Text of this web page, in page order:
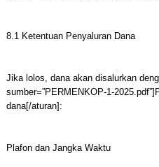
8.1 Ketentuan Penyaluran Dana
Jika lolos, dana akan disalurkan
sumber=”PERMENKOP-1-
dana[/aturan]:
Plafon dan Jangka Waktu